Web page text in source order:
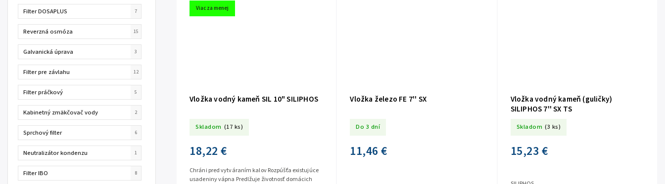
Filter DOSAPLUS 7
Reverzná osmóza 15
Galvanická úprava 3
Filter pre závlahu 12
Filter práčkový 5
Kabinetný zmäkčovač vody 2
Sprchový filter 6
Neutralizátor kondenzu 1
Filter IBO 8
Viac za menej
Vložka vodný kameň SIL 10" SILIPHOS
Skladom (17 ks)
18,22 €
Chráni pred vytváraním kalov Rozpúšťa existujúce
usadeniny vápna Predlžuje životnosť domácich
Vložka železo FE 7'' SX
Do 3 dní
11,46 €
Vložka vodný kameň (guličky)
SILIPHOS 7'' SX TS
Skladom (3 ks)
15,23 €